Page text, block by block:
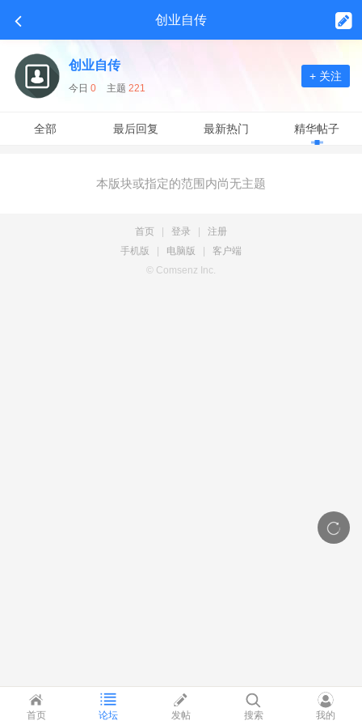
创业自传
创业自传
今日 0 主题 221
+ 关注
全部 最后回复 最新热门 精华帖子
本版块或指定的范围内尚无主题
首页 登录
注册
手机版
电脑版
客户端
© Comsenz Inc.
首页 论坛 发帖 搜索 我的